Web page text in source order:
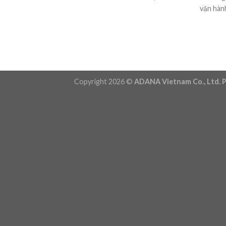
vận
Copyright 2026 © ADANA Vietnam Co., Ltd.